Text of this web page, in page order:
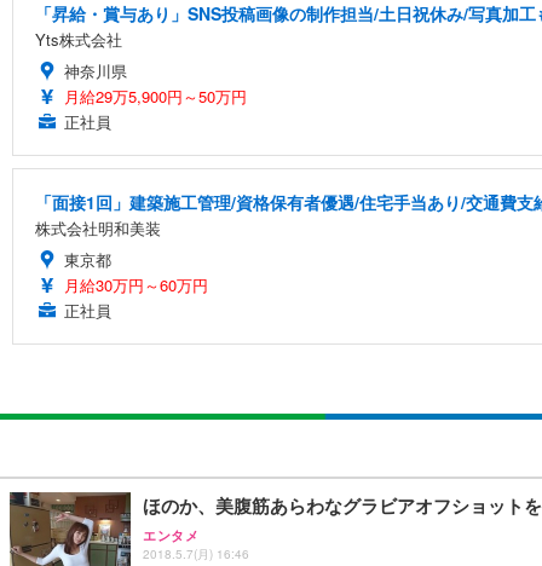
「昇給・賞与あり」SNS投稿画像の制作担当/土日祝休み/写真加工
Yts株式会社
神奈川県
月給29万5,900円～50万円
正社員
「面接1回」建築施工管理/資格保有者優遇/住宅手当あり/交通費支
株式会社明和美装
東京都
月給30万円～60万円
正社員
ほのか、美腹筋あらわなグラビアオフショット
エンタメ
2018.5.7(月) 16:46